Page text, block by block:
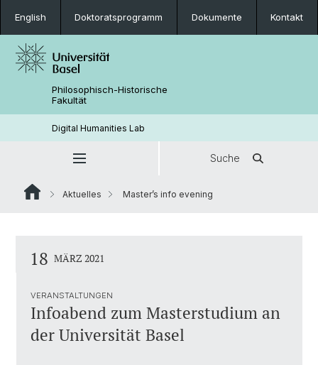
English Doktoratsprogramm Dokumente Kontakt
Philosophisch-Historische
Fakultät
Digital Humanities Lab
Suche
Aktuelles Master’s info evening
18 MÄRZ 2021
VERANSTALTUNGEN
Infoabend zum Masterstudium an
der Universität Basel